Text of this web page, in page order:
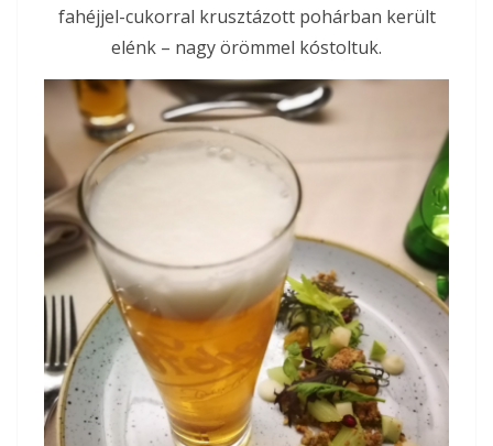
fahéjjel-cukorral krusztázott pohárban került
elénk – nagy örömmel kóstoltuk.